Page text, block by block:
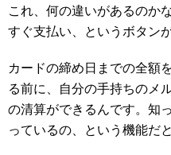
これ、何の違いがあるのか
すぐ支払い、というボタン
カードの締め日までの全額
る前に、自分の手持ちのメ
の清算ができるんです。知
っているの、という機能だ